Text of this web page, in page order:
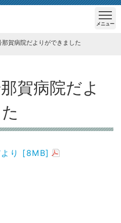
メニュー
賀病院だよりができました
賀病院だよ
より [8MB]